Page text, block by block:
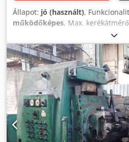
Állapot: jó (használt),
működőképes, Max.
335 mm Asztal mérete: 630 mm
asztalterhelés: 700 kg Max.
Marótengely fordulatszám-
Előtolási tartományok: Axális:
0,20 - 2,5 mm/ford Tangenciális:
Cedpfxjzbt Hro Afpeha